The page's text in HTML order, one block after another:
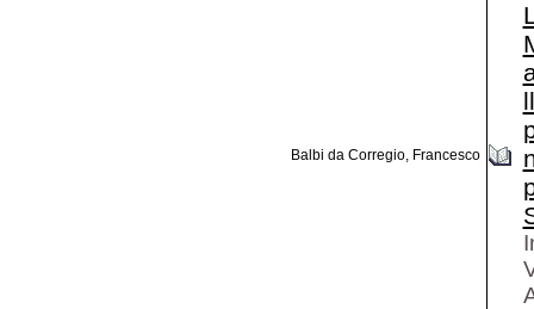
Balbi da Corregio, Francesco